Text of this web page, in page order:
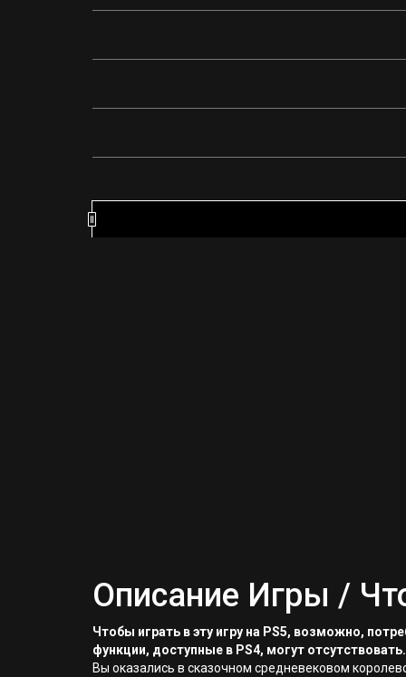
Описание Игры /
Чтобы играть в эту игру на PS5, возможно,
функции, доступные в PS4, могут
Вы оказались в сказочном средневековом